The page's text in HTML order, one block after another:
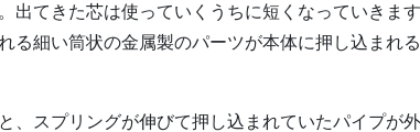
出てきた芯は使っていくうちに短くなっていきま
る細い筒状の金属製のパーツが本体に押し込まれ
、スプリングが伸びて押し込まれていたパイプが